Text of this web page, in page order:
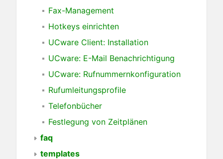
Fax-Management
Hotkeys einrichten
UCware Client: Installation
UCware: E-Mail Benachrichtigung
UCware: Rufnummernkonfiguration
Rufumleitungsprofile
Telefonbücher
Festlegung von Zeitplänen
faq
templates